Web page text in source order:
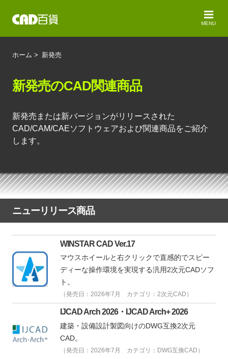
MENU
ホーム > 新発売
新発売のCAD関連商品
新発売または新バージョンがリリースされた
CAD/CAM/CAEソフトウェアおよび関連商品をご紹介
します。
ニューリリース商品
WINSTAR CAD Ver.17
マウスホイールと右クリックで直感的でスピー
ディーな操作環境を実現する汎用2次元CADソフ
ト。
（発売日：2026年7月 カテゴリ：2次元CAD）
IJCAD Arch 2026・IJCAD Arch+ 2026
建築・設備設計製図向けのDWG互換2次元
CAD。
（発売日：2026年7月 カテゴリ：DWG互換CAD）